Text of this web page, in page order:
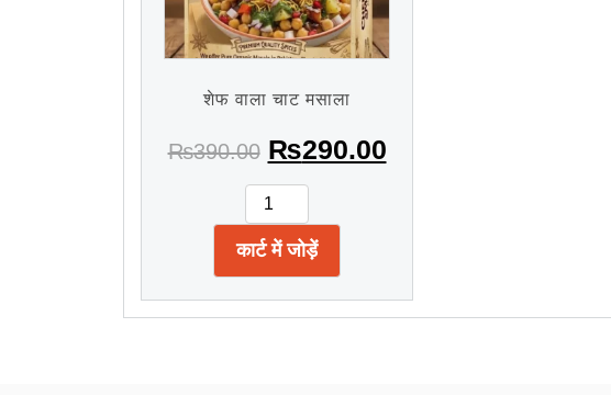
शेफ वाला चाट मसाला
₨390.00 ₨290.00
कार्ट में जोड़ें